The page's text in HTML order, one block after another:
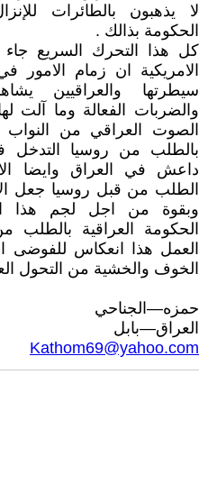
لا يذهبون بالطائرات
الحكومة بذالك .
كل هذا التحرك السريع
الامريكية ان زمام الامور
سيطرتها والعراقيين
والضربات الفعالة وما آلت
الصوت العراقي من النواب
بالطلب من روسيا
داعش في العراق وايضا
الطلب من قبل روسيا جعل
وبقوة من اجل لجم هذا
الحكومة العراقية
العمل هذا انعكاس للفوضى
الخوف والخشية من التحول
حمزه—الجناحي
العراق—بابل
Kathom69@yahoo.com